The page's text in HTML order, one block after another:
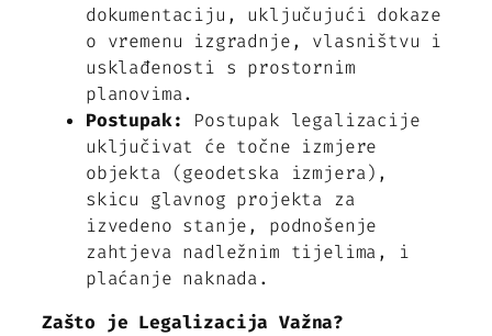
dokumentaciju, uključujući dokaze
o vremenu izgradnje, vlasništvu i
usklađenosti s prostornim
planovima.
Postupak:
Postupak legalizacije
uključivat će točne izmjere
objekta (geodetska izmjera),
skicu glavnog projekta za
izvedeno stanje, podnošenje
zahtjeva nadležnim tijelima, i
plaćanje naknada.
Zašto je Legalizacija Važna?